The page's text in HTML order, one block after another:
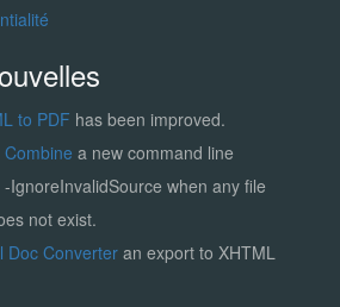
to PDF has been improved.
Combine a new command line
IgnoreInvalidSource when any file
not exist.
Doc Converter an export to XHTML